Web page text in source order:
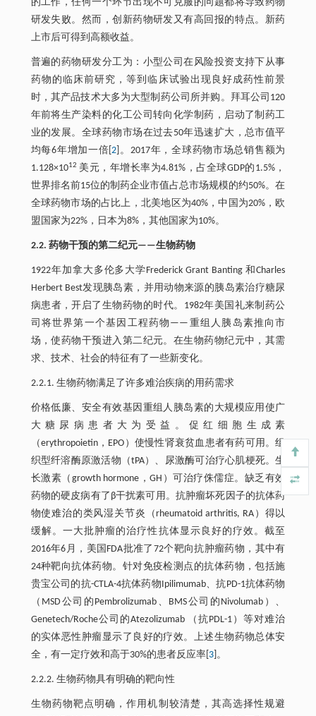
的工作，任何一个环节出现不可克服的问题都将导致药物
研发失败。然而，创新药物研发又有高回报的特点。新药
上市后可得到高额收益。
普遍的药物研发分工为：小型公司在风险投资支持下从事
药物的临床前研究，等到临床试验出现良好成药性前景
时，其产品技术大多为大型制药公司所并购。拜耳公司120
年前将生产染料的化工公司转向化学制药，启动了制药工
业的发展。全球药物市场在过去50年迅速扩大，总市值平
均每6年增加一倍[2 ]。2017年，全球药物市场总销售额为
1.128×1012 美元，年增长率为4.81%，占全球GDP的1.5%，
世界排名前15位的制药企业市值占总市场规模的约50%。在
全球药物市场的占比上，北美地区为40%，中国为20%，欧
盟国家为22%，日本为8%，其他国家为10%。
2.2. 药物干预的第二纪元——生物药物
1922年加拿大多伦多大学Frederick Grant Banting 和Charles
Herbert Best发现胰岛素，并用动物来源的胰岛素治疗糖尿
病患者，开启了生物药物的时代。1982年美国礼来制药公
司将世界第一个基因工程药物——重组人胰岛素推向市
场，使药物干预进入第二纪元。在生物药物纪元中，其需
求、技术、社会的特征有了一些新变化。
2.2.1. 生物药物满足了许多难治疾病的用药需求
价格低廉、安全有效基因重组人胰岛素的大规模应用使广
大糖尿病患者大为受益。促红细胞生成素
（erythropoietin，EPO）使慢性肾衰贫血患者有药可用。组
织型纤溶酶原激活物（tPA）、尿激酶可治疗心肌梗死。生
长激素（growth hormone，GH）可治疗侏儒症。缺乏有效
药物的硬皮病有了β干扰素可用。抗肿瘤坏死因子的抗体药
物使难治的类风湿关节炎（rheumatoid arthritis, RA）得以
缓解。一大批肿瘤的治疗性抗体显示良好的疗效。截至
2016年6月，美国FDA批准了72个靶向抗肿瘤药物，其中有
24种靶向抗体药物。针对免疫检测点的抗体药物，包括施
贵宝公司的抗-CTLA-4抗体药物Ipilimumab、抗PD-1抗体药物
（MSD公司的Pembrolizumab、BMS公司的Nivolumab）、
Genetech/Roche公司的Atezolizumab （抗PDL-1）等对难治
的实体恶性肿瘤显示了良好的疗效。上述生物药物总体安
全，有一定疗效和高于30%的患者反应率[ 3]。
2.2.2. 生物药物具有明确的靶向性
生物药物靶点明确，作用机制较清楚，其高选择性规避